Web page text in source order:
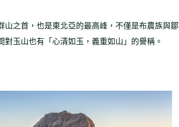
之首，也是東北亞的最高峰，不僅是布農族與
玉山也有「心清如玉，義重如山」的譽稱。